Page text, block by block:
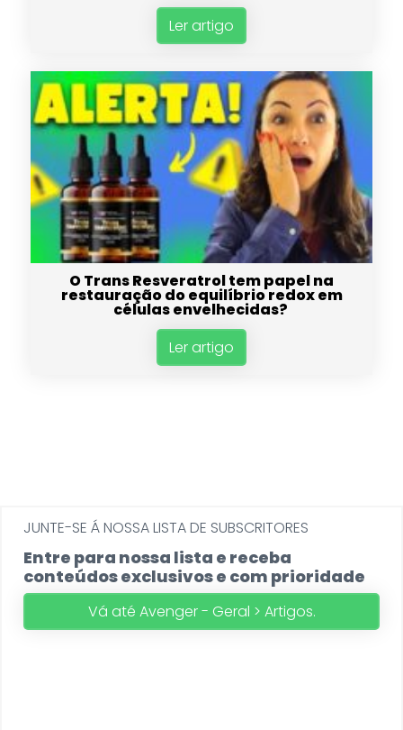
Ler artigo
O Trans Resveratrol tem papel na
restauração do equilíbrio redox em
células envelhecidas?
Ler artigo
JUNTE-SE Á NOSSA LISTA DE SUBSCRITORES
Entre para nossa lista e receba
conteúdos exclusivos e com prioridade
Vá até Avenger - Geral > Artigos.